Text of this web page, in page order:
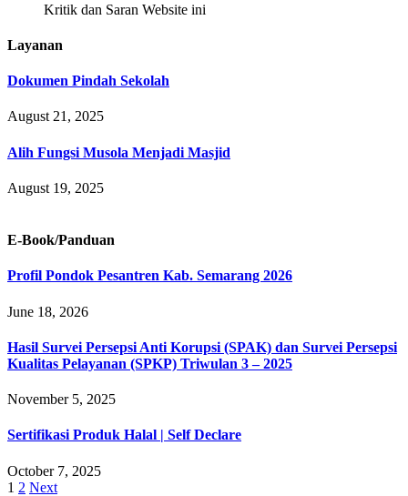
Kritik dan Saran Website ini
Layanan
Dokumen Pindah Sekolah
August 21, 2025
Alih Fungsi Musola Menjadi Masjid
August 19, 2025
E-Book/Panduan
Profil Pondok Pesantren Kab. Semarang 2026
June 18, 2026
Hasil Survei Persepsi Anti Korupsi (SPAK) dan Survei Persepsi
Kualitas Pelayanan (SPKP) Triwulan 3 – 2025
November 5, 2025
Sertifikasi Produk Halal | Self Declare
October 7, 2025
1 2 Next